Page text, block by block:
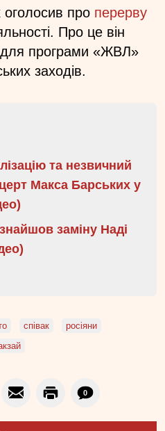
про перерву
Про це він
для програми «ЖВЛ»
заходів.
та незвичний
Макса Барських у
заміну Наді
співак
росіяни
0